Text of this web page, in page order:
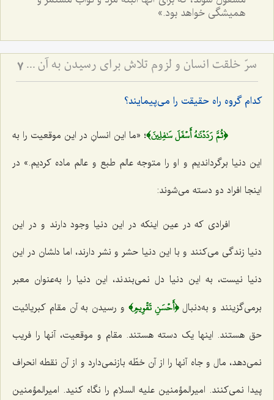
همیشگی خواهد بود.»
سرّ خلقت انسان و لزوم تلاش برای رسیدن به آن - تفاوت نگرش اولیا و دیگران به دنیا. 7
کدام گروه راه حقیقت را می‌پیمایند؟
﴿ثُمَّ رَدَدۡنَٰهُ أَسۡفَلَ سَٰفِلِينَ﴾؛ «ما این انسانِ در این موقعیت را به
این دنیا برگرداندیم و او را متوجه عالم طبع و عالم ماده کردیم.» در
اینجا افراد دو دسته می‌شوند:
افرادی که در عین اینکه در این دنیا وجود دارند و در این
دنیا زندگی می‌کنند و با این دنیا حشر و نشر دارند، اما دلشان در این
دنیا نیست، به این دنیا دل نمی‌بندند، این دنیا را به‌عنوان معبر
برمی‌گزینند و به‌دنبال﴿أَحۡسَنِ تَقۡوِيمٖ﴾ و رسیدن به آن مقام کبریائیت
حق هستند. اینها یک دسته هستند. مقام و موقعیت، آنها را فریب
نمی‌دهد، مال و جاه آنها را از آن خطّه بازنمی‌دارد و از آن نقطه انحراف
پیدا نمی‌کنند. امیرالمؤمنین علیه السلام را نگاه کنید. امیرالمؤمنین